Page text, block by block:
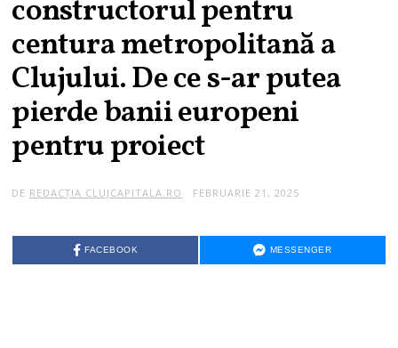
constructorul pentru
centura metropolitană a
Clujului. De ce s-ar putea
pierde banii europeni
pentru proiect
DE REDACȚIA CLUJCAPITALA.RO FEBRUARIE 21, 2025
FACEBOOK MESSENGER